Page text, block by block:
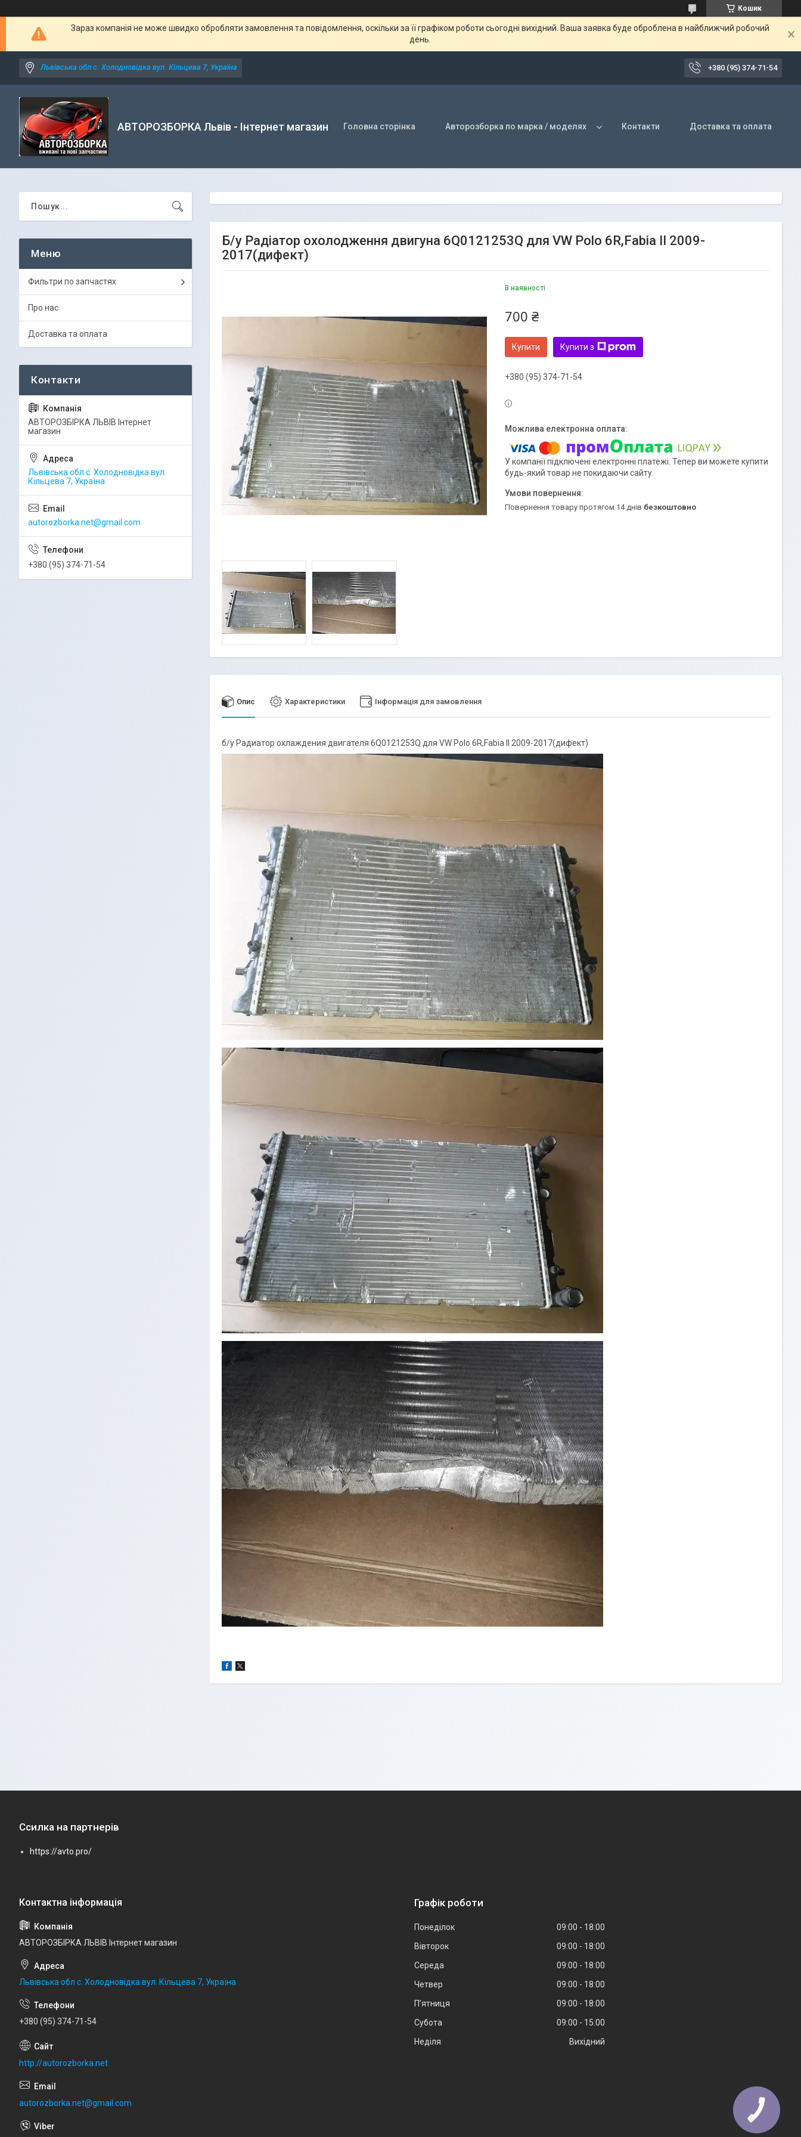
Кошик
Зараз компанія не може швидко обробляти замовлення та повідомлення, оскільки за її графіком роботи сьогодні вихідний. Ваша заявка буде оброблена в найближчий робочий
день.
Львівська обл с. Холодновідка вул. Кільцева 7, Україна +380 (95) 374-71-54
АВТОРОЗБОРКА Львів - Інтернет магазин Головна сторінка Авторозборка по марка / моделях Контакти Доставка та оплата
Б/у Радіатор охолодження двигуна 6Q0121253Q для VW Polo 6R,Fabia II 2009-
2017(дифект)
В наявності
700 ₴
Купити Купити з
+380 (95) 374-71-54
У компанії підключені електронні платежі. Тепер ви можете купити
будь-який товар не покидаючи сайту.
повернення товару протягом 14 днів безкоштовно
Опис Характеристики Інформація для замовлення
б/у Радиатор охлаждения двигателя 6Q0121253Q для VW Polo 6R,Fabia II 2009-2017(дифект)
Фильтри по запчастях
Про нас
Доставка та оплата
АВТОРОЗБІРКА ЛЬВІВ Інтернет
магазин
Львівська обл с. Холодновідка вул.
Кільцева 7, Україна
autorozborka.net@gmail.com
+380 (95) 374-71-54
Ссилка на партнерів
https://avto.pro/
АВТОРОЗБІРКА ЛЬВІВ Інтернет магазин
Львівська обл с. Холодновідка вул. Кільцева 7, Україна
+380 (95) 374-71-54
http://autorozborka.net
autorozborka.net@gmail.com
Графік роботи
Понеділок 09:00
18:00
Вівторок
09:00
18:00
Середа
09:00
18:00
Четвер
09:00
18:00
Пʼятниця
09:00
18:00
Субота
09:00
15:00
Неділя
Вихідний